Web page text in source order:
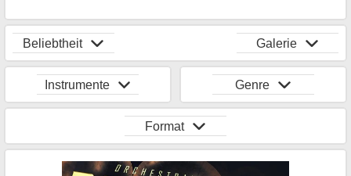
Beliebtheit Galerie
Instrumente Genre
Format